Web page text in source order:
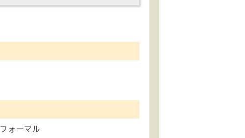
フォーマル